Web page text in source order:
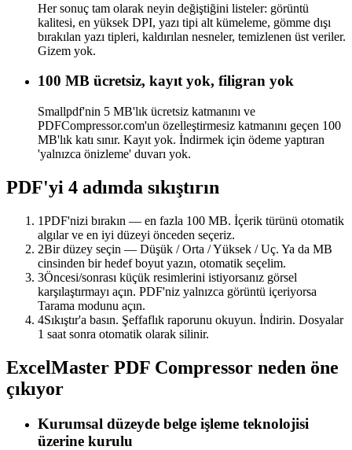
Her sonuç tam olarak neyin değiştiğini listeler: görüntü
kalitesi, en yüksek DPI, yazı tipi alt kümeleme, gömme dışı
bırakılan yazı tipleri, kaldırılan nesneler, temizlenen üst veriler.
Gizem yok.
100 MB ücretsiz, kayıt yok, filigran yok
Smallpdf'nin 5 MB'lık ücretsiz katmanını ve
PDFCompressor.com'un özelleştirmesiz katmanını geçen 100
MB'lık katı sınır. Kayıt yok. İndirmek için ödeme yaptıran
'yalnızca önizleme' duvarı yok.
PDF'yi 4 adımda sıkıştırın
1PDF'nizi bırakın — en fazla 100 MB. İçerik türünü otomatik
algılar ve en iyi düzeyi önceden seçeriz.
2Bir düzey seçin — Düşük / Orta / Yüksek / Uç. Ya da MB
cinsinden bir hedef boyut yazın, otomatik seçelim.
3Öncesi/sonrası küçük resimlerini istiyorsanız görsel
karşılaştırmayı açın. PDF'niz yalnızca görüntü içeriyorsa
Tarama modunu açın.
4Sıkıştır'a basın. Şeffaflık raporunu okuyun. İndirin. Dosyalar
1 saat sonra otomatik olarak silinir.
ExcelMaster PDF Compressor neden öne
çıkıyor
Kurumsal düzeyde belge işleme teknolojisi
üzerine kurulu